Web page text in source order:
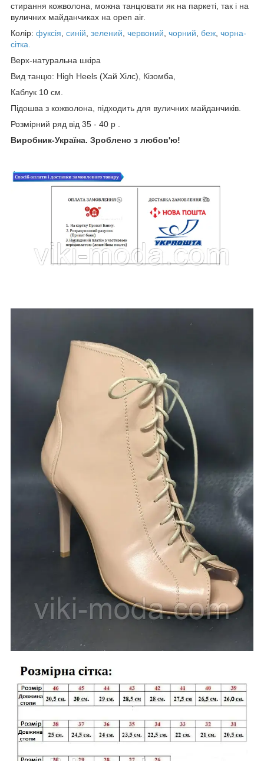
стирання кожволона, можна танцювати як на паркеті, так і на
вуличних майданчиках на open air.
Колір: фуксія синій зелений червоний чорний беж чорна-
сітка.
Верх-натуральна шкіра
Вид танцю: High Heels (Хай Хілс), Кізомба,
Каблук 10 см.
Підошва з кожволона, підходить для вуличних майданчиків.
Розмірний ряд від 35 - 40 р .
Виробник-Україна. Зроблено з любов'ю!